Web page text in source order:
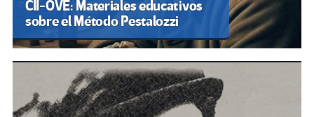
CII-OVE: Materiales educativos
sobre el Método Pestalozzi